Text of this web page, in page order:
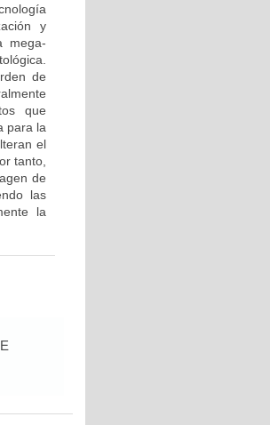
y
mega-
de
que
para la
el
tanto,
de
las
la